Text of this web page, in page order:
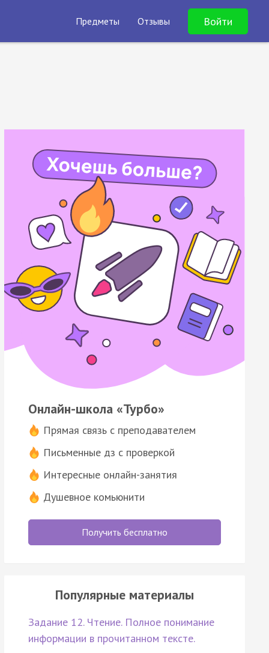
Предметы Отзывы Войти
Онлайн-школа «Турбо»
Прямая связь с преподавателем
Письменные дз с проверкой
Интересные онлайн-занятия
Душевное комьюнити
Получить бесплатно
Популярные материалы
Задание 12. Чтение. Полное понимание
информации в прочитанном тексте.